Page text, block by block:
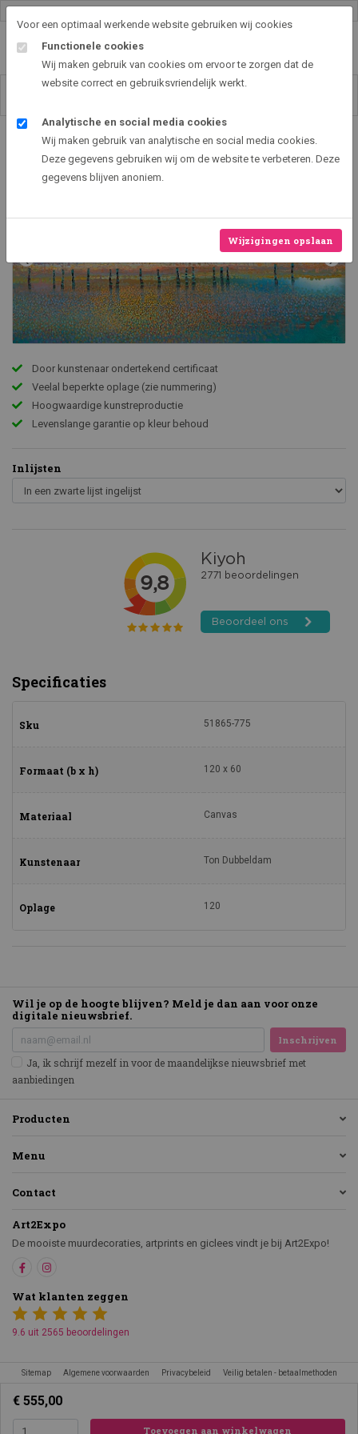
Voor een optimaal werkende website gebruiken wij cookies
Functionele cookies
Wij maken gebruik van cookies om ervoor te zorgen dat de
website correct en gebruiksvriendelijk werkt.
Analytische en social media cookies
Wij maken gebruik van analytische en social media cookies.
Deze gegevens gebruiken wij om de website te verbeteren. Deze
gegevens blijven anoniem.
Wijzigingen opslaan
Art2EXPO GallerySHOP - de leukste kunst cadeau ideeën
Sunset
‹ ›
Door kunstenaar ondertekend certificaat
Veelal beperkte oplage (zie nummering)
Hoogwaardige kunstreproductie
Levenslange garantie op kleur behoud
Inlijsten
€ 555,00
Toevoegen aan winkelwagen
Specificaties
Sku 51865-775
Formaat (b x h) 120 x 60
Materiaal Canvas
Kunstenaar Ton Dubbeldam
Oplage 120
Wil je op de hoogte blijven? Meld je dan aan voor onze
digitale nieuwsbrief.
Inschrijven
Ja, ik schrijf mezelf in voor de maandelijkse nieuwsbrief met
aanbiedingen
Producten
Menu
Contact
Art2Expo
De mooiste muurdecoraties, artprints en giclees vindt je bij Art2Expo!
Wat klanten zeggen
9.6 uit 2565 beoordelingen
Sitemap Algemene voorwaarden Privacybeleid Veilig betalen - betaalmethoden